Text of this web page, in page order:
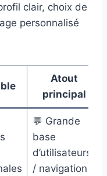
clair, choix de
personnalisé
Atout
principal
💬 Grande
base
d’utilisateurs
/ navigation